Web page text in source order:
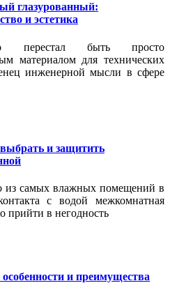
глазурованный:
и эстетика
перестал быть просто
материалом для технических
инженерной мысли в сфере
и защитить
из самых влажных помещений в
с водой межкомнатная
прийти в негодность
и преимущества